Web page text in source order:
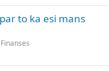
to ka esi mans